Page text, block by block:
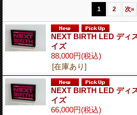
1 2 次»
NEXT BIRTH LED ディ
イズ
88,000円(税込)
[在庫あり]
NEXT BIRTH LED ディ
イズ
66,000円(税込)